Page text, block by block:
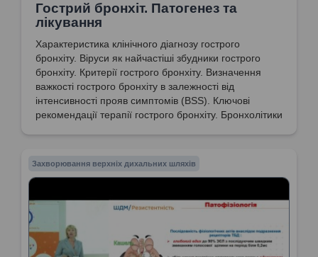
Гострий бронхіт. Патогенез та
лікування
Характеристика клінічного діагнозу гострого
бронхіту. Віруси як найчастіші збудники гострого
бронхіту. Критерії гострого бронхіту. Визначення
важкості гострого бронхіту в залежності від
інтенсивності прояв симптомів (BSS). Ключові
рекомендації терапії гострого бронхіту. Бронхолітики
Захворювання верхніх дихальних шляхів